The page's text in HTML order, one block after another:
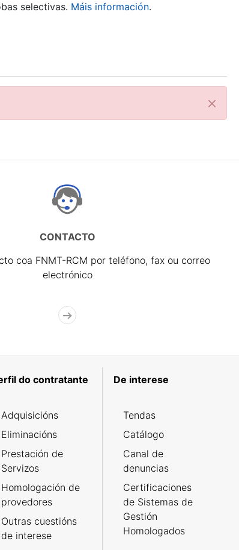
selectivas. Máis información.
CONTACTO
coa FNMT-RCM por teléfono, fax ou correo
electrónico
do contratante
Adquisicións
Eliminacións
Prestación de
Servizos
Homologación de
provedores
Outras cuestións
de interese
De interese
Tendas
Catálogo
Canal de
denuncias
Certificaciones
de Sistemas de
Gestión
Homologados